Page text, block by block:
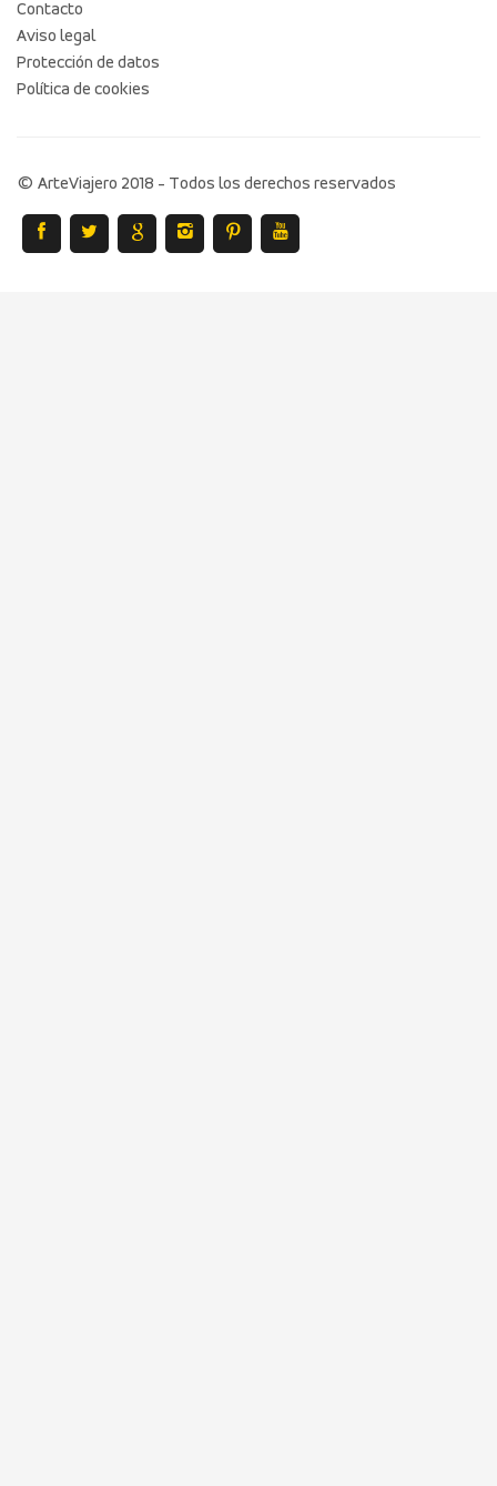
Contacto
Aviso legal
Protección de datos
Política de cookies
© ArteViajero 2018 - Todos los derechos reservados